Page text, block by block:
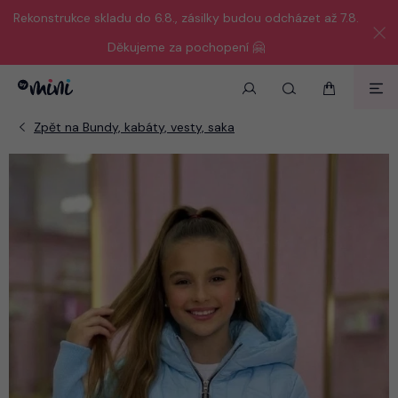
Rekonstrukce skladu do 6.8., zásilky budou odcházet až 7.8.
Děkujeme za pochopení 🤗